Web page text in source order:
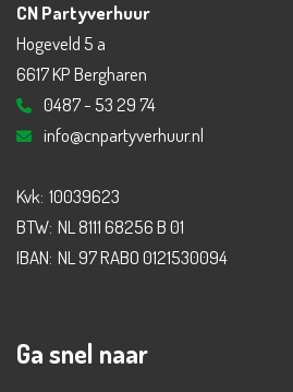
CN Partyverhuur
Hogeveld 5 a
6617 KP Bergharen
0487 - 53 29 74
info@cnpartyverhuur.nl
Kvk: 10039623
BTW: NL 8111 68256 B 01
IBAN: NL 97 RABO 0121530094
Ga snel naar